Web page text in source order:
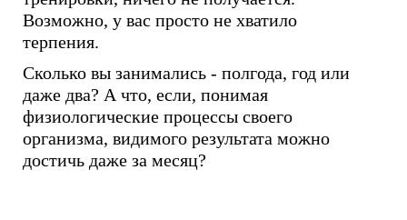
Возможно, у вас просто не хватило
терпения.
Сколько вы занимались - полгода, год или
даже два? А что, если, понимая
физиологические процессы своего
организма, видимого результата можно
достичь даже за месяц?